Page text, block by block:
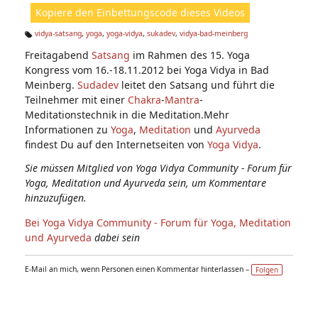
Kopiere den Einbettungscode dieses Videos
g
s:
vidya-satsang, yoga, yoga-vidya, sukadev, vidya-bad-meinberg
Freitagabend Satsang im Rahmen des 15. Yoga
Kongress vom 16.-18.11.2012 bei Yoga Vidya in Bad
Meinberg. Sudadev leitet den Satsang und führt die
Teilnehmer mit einer Chakra-Mantra-
Meditationstechnik in die Meditation.Mehr
Informationen zu Yoga, Meditation und Ayurveda
findest Du auf den Internetseiten von Yoga Vidya.
Sie müssen Mitglied von Yoga Vidya Community - Forum für
Yoga, Meditation und Ayurveda sein, um Kommentare
hinzuzufügen.
Bei Yoga Vidya Community - Forum für Yoga, Meditation
und Ayurveda dabei sein
E-Mail an mich, wenn Personen einen Kommentar hinterlassen – Folgen